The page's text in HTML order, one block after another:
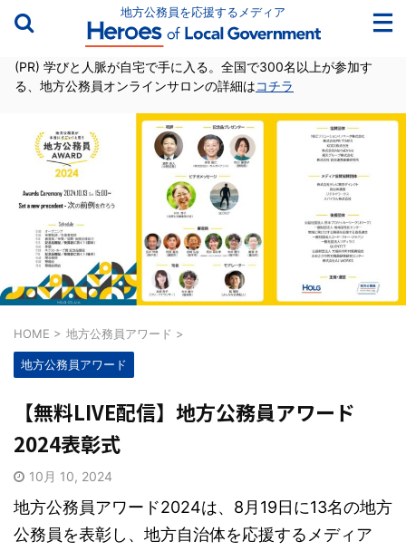
地方公務員を応援するメディア
(PR) 学びと人脈が自宅で手に入る。全国で300名以上が参加す
る、地方公務員オンラインサロンの詳細はコチラ
HOME > 地方公務員アワード >
地方公務員アワード
【無料LIVE配信】地方公務員アワード
2024表彰式
10月 10, 2024
地方公務員アワード2024は、8月19日に13名の地方
公務員を表彰し、地方自治体を応援するメディア